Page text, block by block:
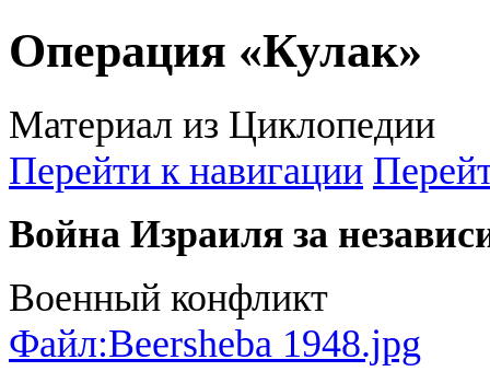
Операция «Кулак»
Материал из Циклопедии
Перейти к навигации
Война Израиля за
Военный конфликт
Файл:Beersheba 1948.jpg